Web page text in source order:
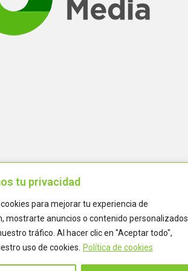
tu privacidad
para mejorar tu experiencia de
mostrarte anuncios o contenido personalizados
tráfico. Al hacer clic en "Aceptar todo",
uso de cookies.
Política de cookies
y condiciones
POLÍTICA DE CALIDAD
TRATAMIENTO DE DATOS